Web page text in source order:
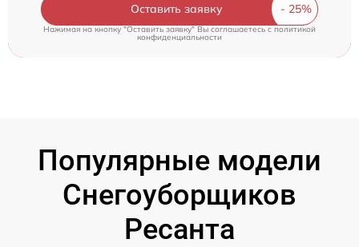
Оставить заявку
Нажимая на кнопку "Оставить заявку" Вы соглашаетесь cполитикой
конфиденциальности
Популярные модели
Снегоуборщиков
Ресанта